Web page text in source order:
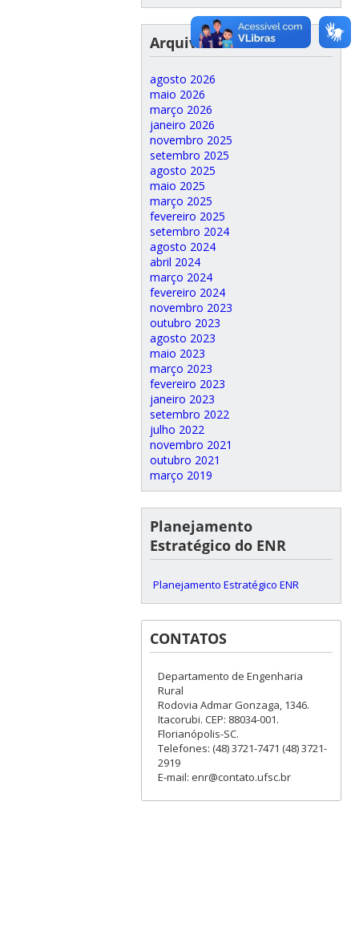
Arquivo de notícias
agosto 2026
maio 2026
março 2026
janeiro 2026
novembro 2025
setembro 2025
agosto 2025
maio 2025
março 2025
fevereiro 2025
setembro 2024
agosto 2024
abril 2024
março 2024
fevereiro 2024
novembro 2023
outubro 2023
agosto 2023
maio 2023
março 2023
fevereiro 2023
janeiro 2023
setembro 2022
julho 2022
novembro 2021
outubro 2021
março 2019
Planejamento
Estratégico do ENR
Planejamento Estratégico ENR
CONTATOS
Departamento de Engenharia
Rural
Rodovia Admar Gonzaga, 1346.
Itacorubi. CEP: 88034-001.
Florianópolis-SC.
Telefones: (48) 3721-7471 (48) 3721-
2919
E-mail: enr@contato.ufsc.br